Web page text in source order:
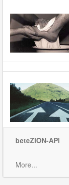
beteZION-API
More...